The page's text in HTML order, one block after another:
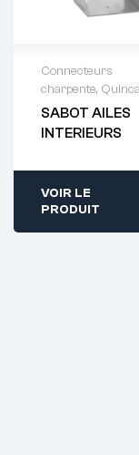
Connecteurs
charpente,
SABOT AILES
INTERIEURS
devis : 01 64
93 38
VOIR LE
PRODUIT